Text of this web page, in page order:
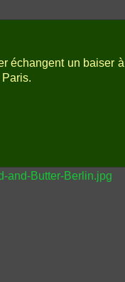
échangent un baiser